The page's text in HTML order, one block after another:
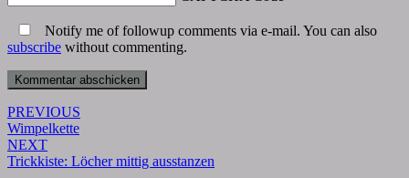
Notify me of followup comments via e-mail. You can also
subscribe without commenting.
Post
navigation
PREVIOUS
Wimpelkette
NEXT
Trickkiste: Löcher mittig ausstanzen